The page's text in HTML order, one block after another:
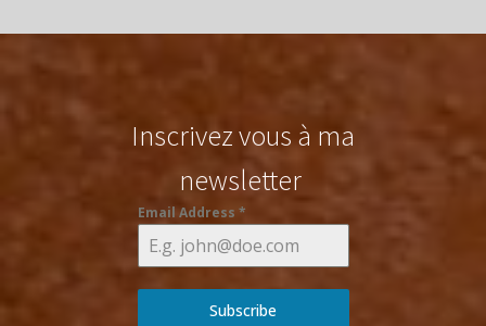
Inscrivez vous à ma
newsletter
Email Address *
Subscribe